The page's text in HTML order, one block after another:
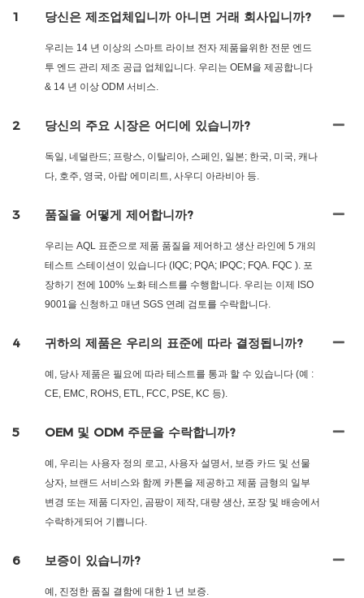
1 당신은 제조업체입니까 아니면 거래 회사입니까?
우리는 14 년 이상의 스마트 라이브 전자 제품을위한 전문 엔드
투 엔드 관리 제조 공급 업체입니다. 우리는 OEM을 제공합니다
& 14 년 이상 ODM 서비스.
2 당신의 주요 시장은 어디에 있습니까?
독일, 네덜란드; 프랑스, 이탈리아, 스페인, 일본; 한국, 미국, 캐나
다, 호주, 영국, 아랍 에미리트, 사우디 아라비아 등.
3 품질을 어떻게 제어합니까?
우리는 AQL 표준으로 제품 품질을 제어하고 생산 라인에 5 개의
테스트 스테이션이 있습니다 (IQC; PQA; IPQC; FQA. FQC ). 포
장하기 전에 100% 노화 테스트를 수행합니다. 우리는 이제 ISO
9001을 신청하고 매년 SGS 연례 검토를 수락합니다.
4 귀하의 제품은 우리의 표준에 따라 결정됩니까?
예, 당사 제품은 필요에 따라 테스트를 통과 할 수 있습니다 (예 :
CE, EMC, ROHS, ETL, FCC, PSE, KC 등).
5 OEM 및 ODM 주문을 수락합니까?
예, 우리는 사용자 정의 로고, 사용자 설명서, 보증 카드 및 선물
상자, 브랜드 서비스와 함께 카톤을 제공하고 제품 금형의 일부
변경 또는 제품 디자인, 곰팡이 제작, 대량 생산, 포장 및 배송에서
수락하게되어 기쁩니다.
6 보증이 있습니까?
예, 진정한 품질 결함에 대한 1 년 보증.